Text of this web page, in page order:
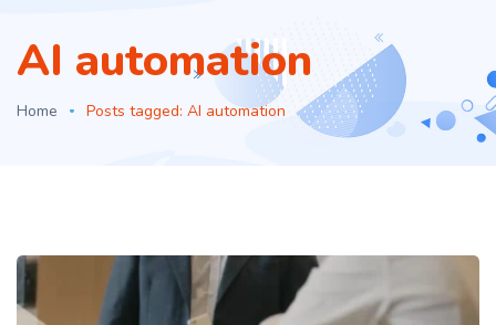
AI automation
Home Posts tagged: AI automation